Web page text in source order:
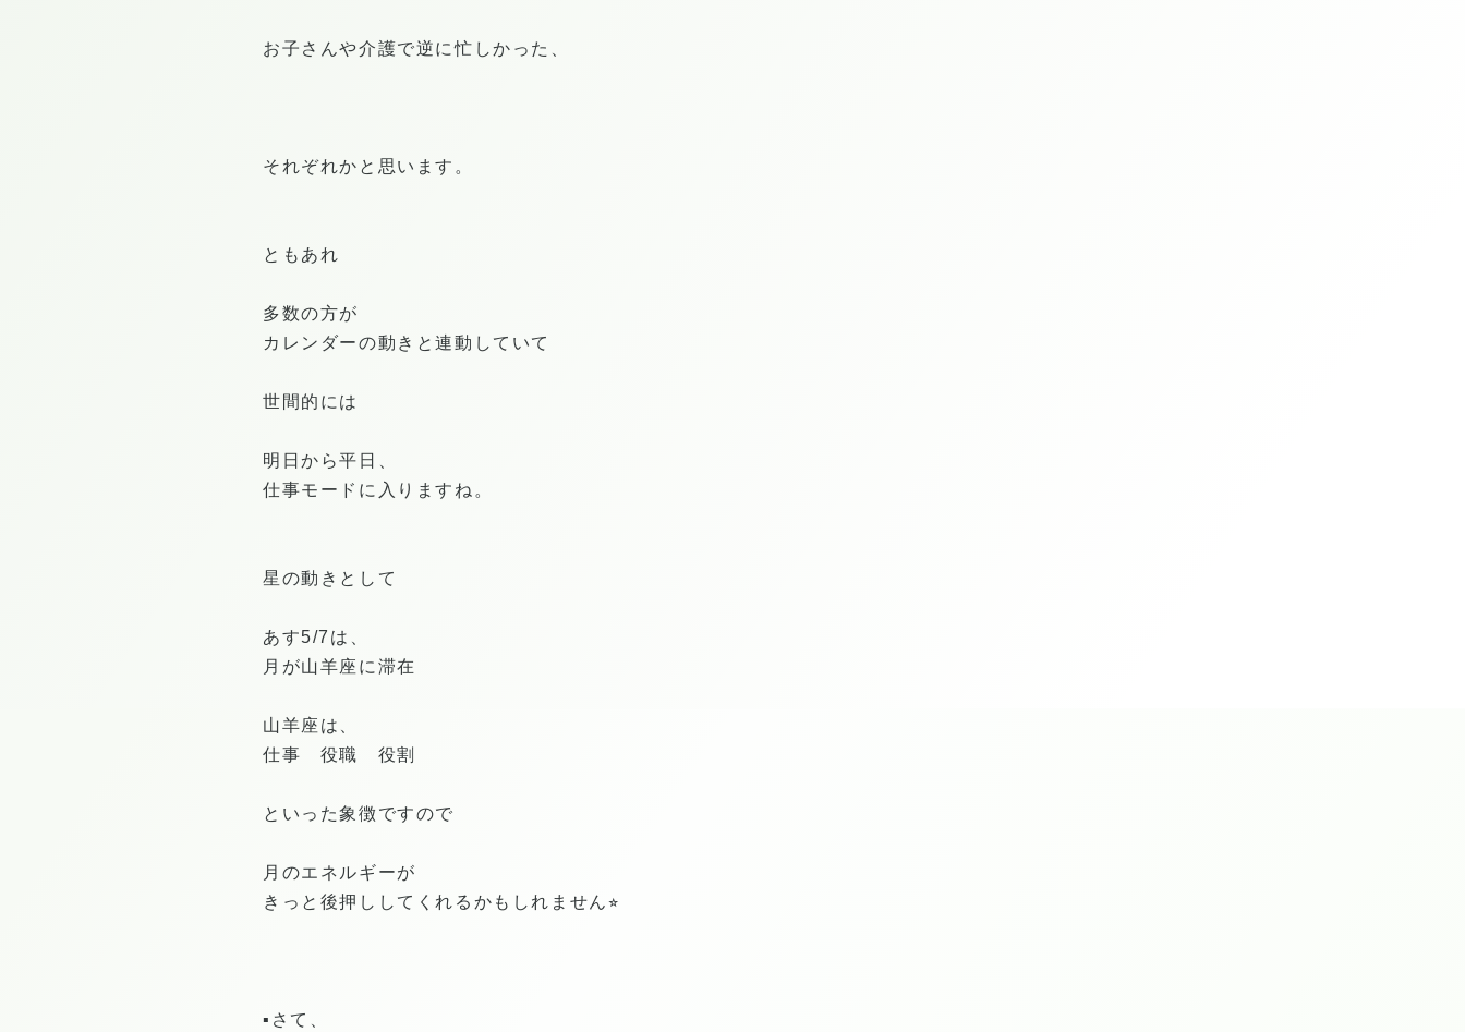
お子さんや介護で逆に忙しかった、
それぞれかと思います。
ともあれ
多数の方が
カレンダーの動きと連動していて
世間的には
明日から平日、
仕事モードに入りますね。
星の動きとして
あす5/7は、
月が山羊座に滞在
山羊座は、
仕事 役職 役割
といった象徴ですので
月のエネルギーが
きっと後押ししてくれるかもしれません⭐︎
▪️さて、